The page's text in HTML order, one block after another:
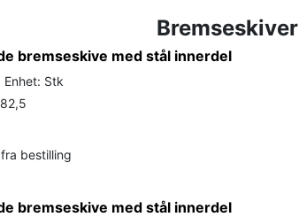
Bremseskiver
bremseskive med stål innerdel
Stk
bestilling
bremseskive med stål innerdel